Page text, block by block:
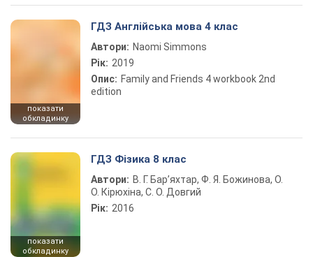
показати
обкладинку
ГДЗ Англійська мова 4 клас
Автори: Naomi Simmons
Рік: 2019
Опис: Family and Friends 4 workbook 2nd
edition
показати
обкладинку
ГДЗ Фізика 8 клас
Автори: В. Г. Бар’яхтар, Ф. Я. Божинова, О.
О. Кірюхіна, С. О. Довгий
Рік: 2016